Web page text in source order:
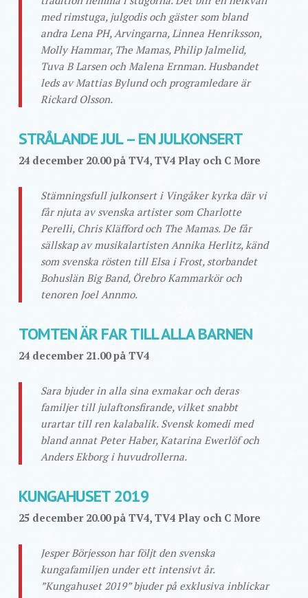
med rimstuga, julgodis och gäster som bland
andra Lena PH, Arvingarna, Linnea Henriksson,
Molly Hammar, The Mamas, Philip Jalmelid,
Tuva B Larsen och Malena Ernman. Husbandet
leds av Mattias Bylund och programledare är
Rickard Olsson.
STRÅLANDE JUL – EN JULKONSERT
24 december 20.00 på TV4, TV4 Play och C More
Stämningsfull julkonsert i Vingåker kyrka där vi
får njuta av svenska artister som Charlotte
Perelli, Chris Kläfford och The Mamas. De får
sällskap av musikalartisten Annika Herlitz, känd
som svenska rösten till Elsa i Frost, storbandet
Bohuslän Big Band, Örebro Kammarkör och
tenoren Joel Annmo.
TOMTEN ÄR FAR TILL ALLA BARNEN
24 december 21.00 på TV4
Sara bjuder in alla sina exmakar och deras
familjer till julaftonsfirande, vilket snabbt
urartar till ren kalabalik. Svensk komedi med
bland annat Peter Haber, Katarina Ewerlöf och
Anders Ekborg i huvudrollerna.
KUNGAHUSET 2019
25 december 20.00 på TV4, TV4 Play och C More
Jesper Börjesson har följt den svenska
kungafamiljen under ett intensivt år.
”Kungahuset 2019” bjuder på exklusiva inblickar